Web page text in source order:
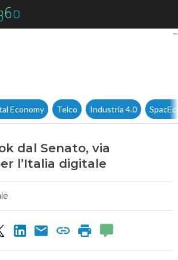
Dl Sviluppo: ok dal Senato,
Economy Telco Industria 4.0
dal Senato, via
l’Italia digitale